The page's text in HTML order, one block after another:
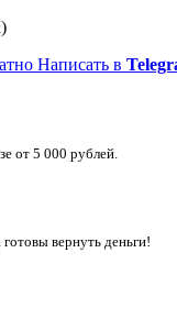
Написать в
от 5 000 рублей.
вернуть деньги!